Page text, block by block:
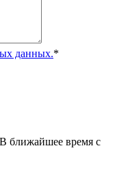
данных.*
ближайшее время с